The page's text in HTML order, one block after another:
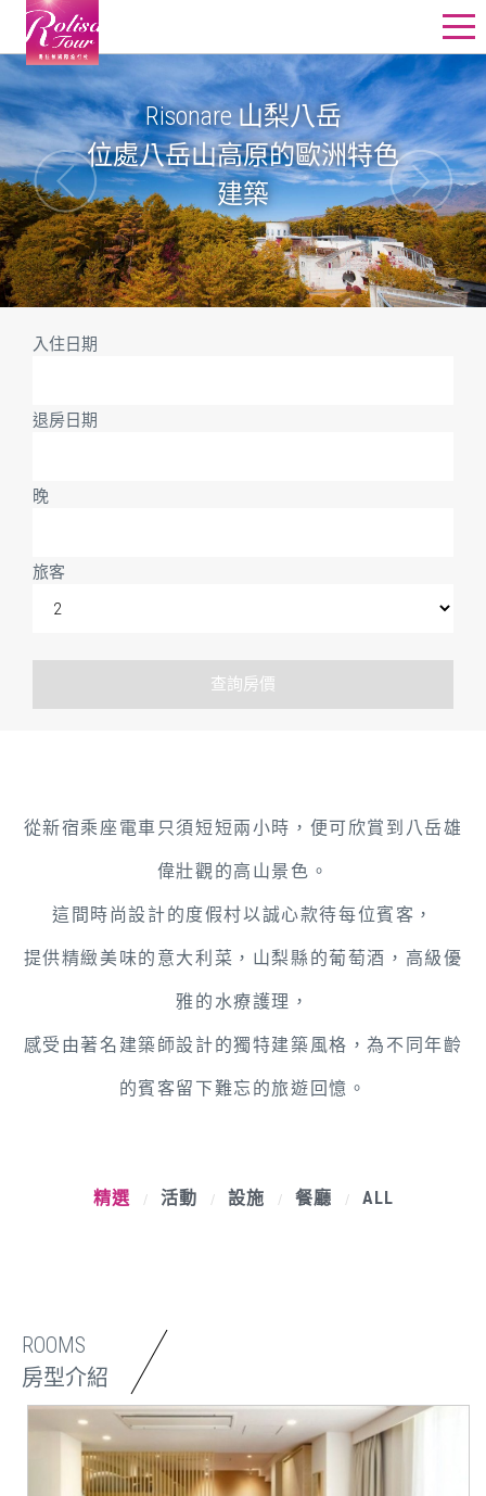
星野飯店訂房
星野行程
星野教堂婚禮
星野團體
其他精選行程
線上詢價
Risonare 山梨八岳
位處八岳山高原的歐洲特色
建築
入住日期
退房日期
晚
旅客
從新宿乘座電車只須短短兩小時，便可欣賞到八岳雄
偉壯觀的高山景色。
這間時尚設計的度假村以誠心款待每位賓客，
提供精緻美味的意大利菜，山梨縣的葡萄酒，高級優
雅的水療護理，
感受由著名建築師設計的獨特建築風格，為不同年齡
的賓客留下難忘的旅遊回憶。
精選 / 活動 / 設施 / 餐廳 / ALL
ROOMS
房型介紹